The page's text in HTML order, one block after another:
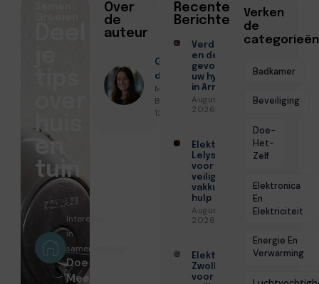
Over
de
auteur
Geschreven
door
Milou De
Bruin ● Juni
12, 2026
Recente
Berichten
Verduurzamen
en de
gevolgen voor
uw hypotheek
in Arnhem
Augustus 7,
2026
Elektricien
Lelystad
voor
veilige en
vakkundige
hulp
Augustus 6,
2026
Elektricien
Zwolle
voor
Verken
de
categorieën
Badkamer
Beveiliging
Doe-
Het-
Zelf
Elektronica
En
Elektriciteit
Energie En
Verwarming
huis
en
tuin
Interesse
in
samenwerking?
Doe
Mee!